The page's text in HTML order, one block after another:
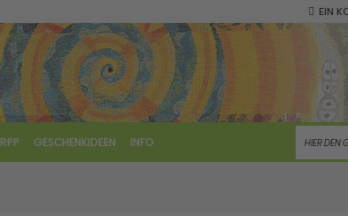
EIN
RPP GESCHENKIDEEN INFO